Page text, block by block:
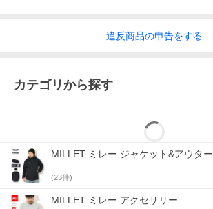
違反商品の申告をする
カテゴリから探す
MILLET ミレー ジャケット&アウター
(23件)
MILLET ミレー アクセサリー